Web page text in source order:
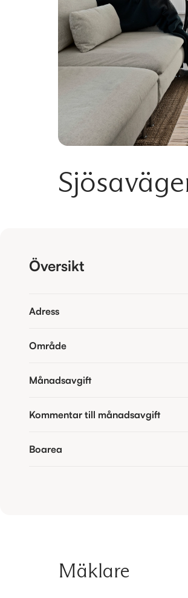
Översikt
Adress
Område
Månadsavgift
Kommentar till månadsavgift
Boarea
Mäklare